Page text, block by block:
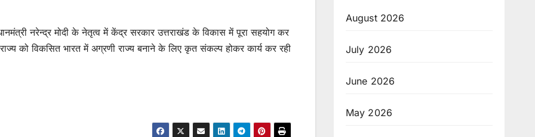
नरेन्द्र मोदी के नेतृत्व में केंद्र सरकार उत्तराखंड के विकास में पूरा सहयोग कर
को विकसित भारत में अग्रणी राज्य बनाने के लिए कृत संकल्प होकर कार्य कर रही
August 2026
July 2026
June 2026
May 2026